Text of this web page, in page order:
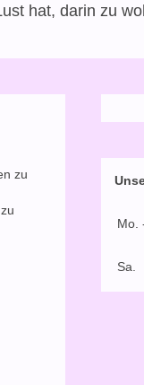
hat, darin zu
zu
Mo.
Sa.